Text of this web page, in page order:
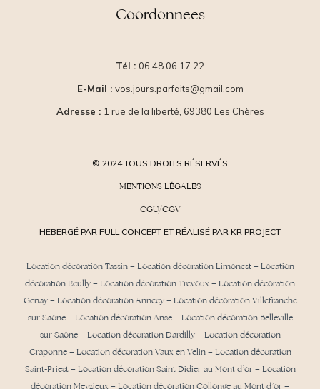
Coordonnees
Tél : 06 48 06 17 22
E-Mail : vos.jours.parfaits@gmail.com
Adresse : 1 rue de la liberté, 69380 Les Chères
© 2024 TOUS DROITS RÉSERVÉS
MENTIONS LÉGALES
CGU/CGV
HEBERGÉ PAR FULL CONCEPT ET RÉALISÉ PAR KR PROJECT
Location décoration Tassin– Location décoration Limonest– Location
décoration Ecully– Location décoration Trevoux– Location décoration
Genay– Location décoration Annecy– Location décoration Villefranche
sur Saône– Location décoration Anse– Location décoration Belleville
sur Saône – Location décoration Dardilly – Location décoration
Craponne– Location décoration Vaux en Velin – Location décoration
Saint-Priest – Location décoration Saint Didier au Mont d’or– Location
décoration Meyzieux – Location décoration Collonge au Mont d’or–